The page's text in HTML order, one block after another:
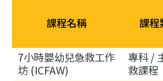
課程名稱 課程
7小時嬰幼兒急救工作
坊 (ICFAW)
專科 /
救課程